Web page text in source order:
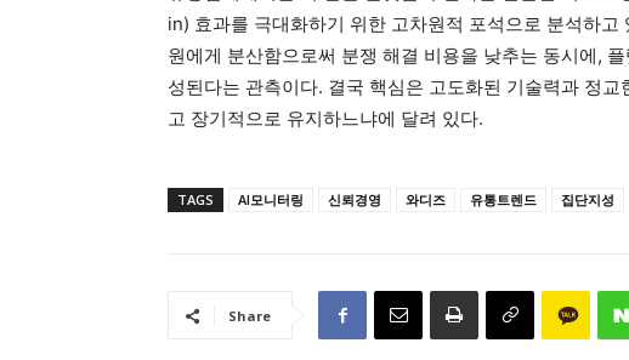
in) 효과를 극대화하기 위한 고차원적 포석으로 분석하
원에게 분산함으로써 분쟁 해결 비용을 낮추는 동시에,
성된다는 관측이다. 결국 핵심은 고도화된 기술력과 정
고 장기적으로 유지하느냐에 달려 있다.
TAGS AI모니터링 신뢰경영 와디즈 유통트렌드 집단지성
Share